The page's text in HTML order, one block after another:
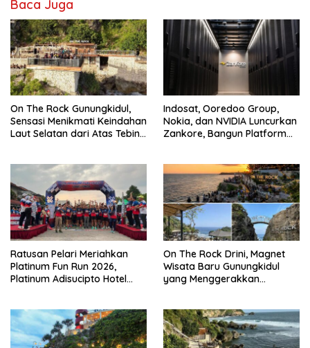
Baca Juga
On The Rock Gunungkidul,
Sensasi Menikmati Keindahan
Laut Selatan dari Atas Tebing
Indosat, Ooredoo Group,
Nokia, dan NVIDIA Luncurkan
Zankore, Bangun Platform
Ratusan Pelari Meriahkan
Platinum Fun Run 2026,
Platinum Adisucipto Hotel
On The Rock Drini, Magnet
Wisata Baru Gunungkidul
yang Menggerakkan